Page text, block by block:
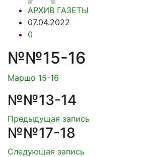
АРХИВ ГАЗЕТЫ
07.04.2022
0
№№15-16
Маршо 15-16
№№13-14
Предыдущая запись
№№17-18
Следующая запись